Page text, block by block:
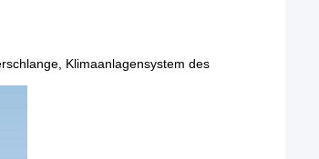
Klimaanlagensystem des